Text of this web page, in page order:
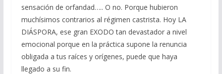
sensación de orfandad….. O no. Porque hubieron
muchísimos contrarios al régimen castrista. Hoy LA
DIÁSPORA, ese gran EXODO tan devastador a nivel
emocional porque en la práctica supone la renuncia
obligada a tus raíces y orígenes, puede que haya
llegado a su fin.